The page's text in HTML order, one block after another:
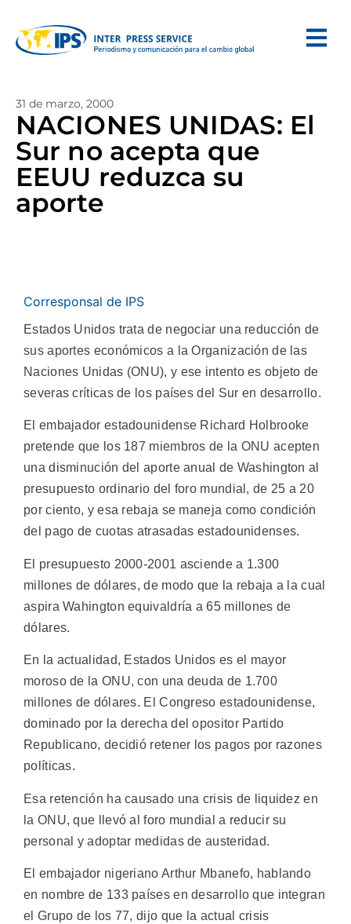
31 de marzo, 2000
NACIONES UNIDAS: El
Sur no acepta que
EEUU reduzca su
aporte
Corresponsal de IPS
Estados Unidos trata de negociar una reducción de
sus aportes económicos a la Organización de las
Naciones Unidas (ONU), y ese intento es objeto de
severas críticas de los países del Sur en desarrollo.
El embajador estadounidense Richard Holbrooke
pretende que los 187 miembros de la ONU acepten
una disminución del aporte anual de Washington al
presupuesto ordinario del foro mundial, de 25 a 20
por ciento, y esa rebaja se maneja como condición
del pago de cuotas atrasadas estadounidenses.
El presupuesto 2000-2001 asciende a 1.300
millones de dólares, de modo que la rebaja a la cual
aspira Wahington equivaldría a 65 millones de
dólares.
En la actualidad, Estados Unidos es el mayor
moroso de la ONU, con una deuda de 1.700
millones de dólares. El Congreso estadounidense,
dominado por la derecha del opositor Partido
Republicano, decidió retener los pagos por razones
políticas.
Esa retención ha causado una crisis de liquidez en
la ONU, que llevó al foro mundial a reducir su
personal y adoptar medidas de austeridad.
El embajador nigeriano Arthur Mbanefo, hablando
en nombre de 133 países en desarrollo que integran
el Grupo de los 77, dijo que la actual crisis